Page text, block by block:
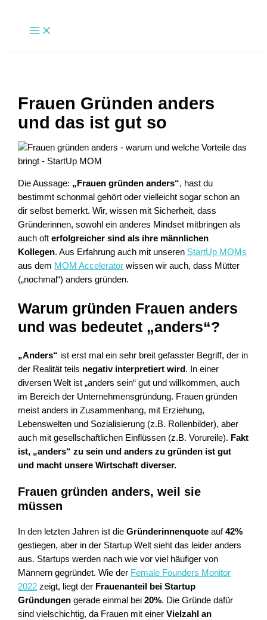
Main
Frauen Gründen anders
und das ist gut so
Die Aussage: „Frauen gründen anders“, hast du
bestimmt schonmal gehört oder vielleicht sogar schon an
dir selbst bemerkt. Wir, wissen mit Sicherheit, dass
Gründerinnen, sowohl ein anderes Mindset mitbringen als
auch ofterfolgreicher sind als ihre männlichen
Kollegen. Aus Erfahrung auch mit unseren StartUp MOMs
aus dem MOM Accelerator wissen wir auch, dass Mütter
(„nochmal“) anders gründen.
Warum gründen Frauen anders
und was bedeutet „anders“?
„Anders“ ist erst mal ein sehr breit gefasster Begriff, der in
der Realität teils negativ interpretiert wird . In einer
diversen Welt ist „anders sein“ gut und willkommen, auch
im Bereich der Unternehmensgründung. Frauen gründen
meist anders in Zusammenhang, mit Erziehung,
Lebenswelten und Sozialisierung (z.B. Rollenbilder), aber
auch mit gesellschaftlichen Einflüssen (z.B. Vorureile). Fakt
ist, „anders“ zu sein und anders zu gründen ist gut
und macht unsere Wirtschaft diverser.
Frauen gründen anders, weil sie
müssen
In den letzten Jahren ist dieGründerinnenquote auf42%
gestiegen, aber in der Startup Welt sieht das leider anders
aus. Startups werden nach wie vor viel häufiger von
Männern gegründet. Wie der Female Founders Monitor
2022 zeigt, liegt der Frauenanteil bei Startup
Gründungen gerade einmal bei20%. Die Gründe dafür
sind vielschichtig, da Frauen mit einerVielzahl an